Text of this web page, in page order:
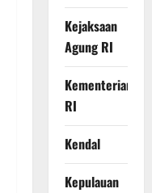
Kejaksaan
Agung RI
Kementerian
RI
Kendal
Kepulauan